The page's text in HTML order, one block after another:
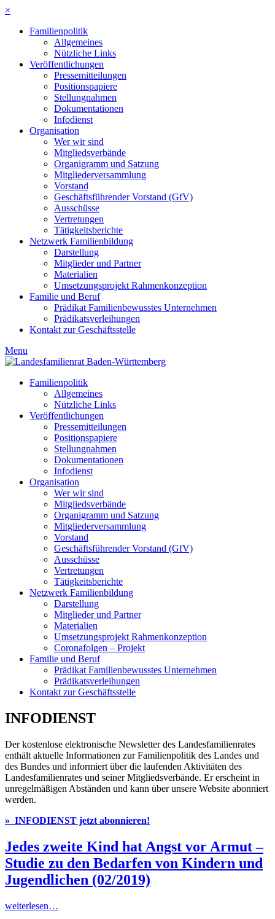
×
Familienpolitik
Allgemeines
Nützliche Links
Veröffentlichungen
Pressemitteilungen
Positionspapiere
Stellungnahmen
Dokumentationen
Infodienst
Organisation
Wer wir sind
Mitgliedsverbände
Organigramm und Satzung
Mitgliederversammlung
Vorstand
Geschäftsführender Vorstand (GfV)
Ausschüsse
Vertretungen
Tätigkeitsberichte
Netzwerk Familienbildung
Darstellung
Mitglieder und Partner
Materialien
Umsetzungsprojekt Rahmenkonzeption
Familie und Beruf
Prädikat Familienbewusstes Unternehmen
Prädikatsverleihungen
Kontakt zur Geschäftsstelle
Menu
Familienpolitik
Allgemeines
Nützliche Links
Veröffentlichungen
Pressemitteilungen
Positionspapiere
Stellungnahmen
Dokumentationen
Infodienst
Organisation
Wer wir sind
Mitgliedsverbände
Organigramm und Satzung
Mitgliederversammlung
Vorstand
Geschäftsführender Vorstand (GfV)
Ausschüsse
Vertretungen
Tätigkeitsberichte
Netzwerk Familienbildung
Darstellung
Mitglieder und Partner
Materialien
Umsetzungsprojekt Rahmenkonzeption
Coronafolgen – Projekt
Familie und Beruf
Prädikat Familienbewusstes Unternehmen
Prädikatsverleihungen
Kontakt zur Geschäftsstelle
INFODIENST
Der kostenlose elektronische Newsletter des Landesfamilienrates
enthält aktuelle Informationen zur Familienpolitik des Landes und
des Bundes und informiert über die laufenden Aktivitäten des
Landesfamilienrates und seiner Mitgliedsverbände. Er erscheint in
unregelmäßigen Abständen und kann über unsere Website abonniert
werden.
» INFODIENST jetzt abonnieren!
Jedes zweite Kind hat Angst vor Armut –
Studie zu den Bedarfen von Kindern und
Jugendlichen (02/2019)
weiterlesen…